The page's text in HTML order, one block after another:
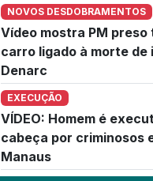
NOVOS DESDOBRAMENTOS
Vídeo mostra PM
carro ligado à morte
Denarc
EXECUÇÃO
VÍDEO: Homem é
cabeça por criminosos
Manaus